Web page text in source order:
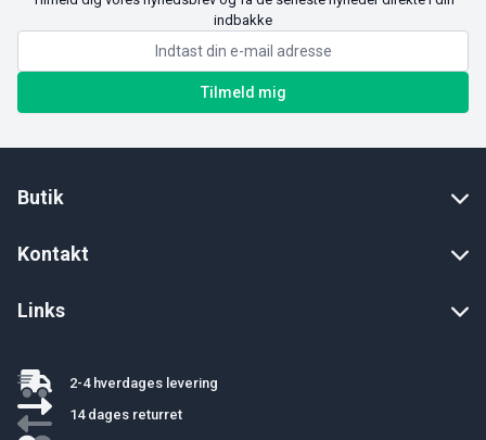
indbakke
Tilmeld mig
Butik
Kontakt
Links
2-4 hverdages levering
14 dages returret